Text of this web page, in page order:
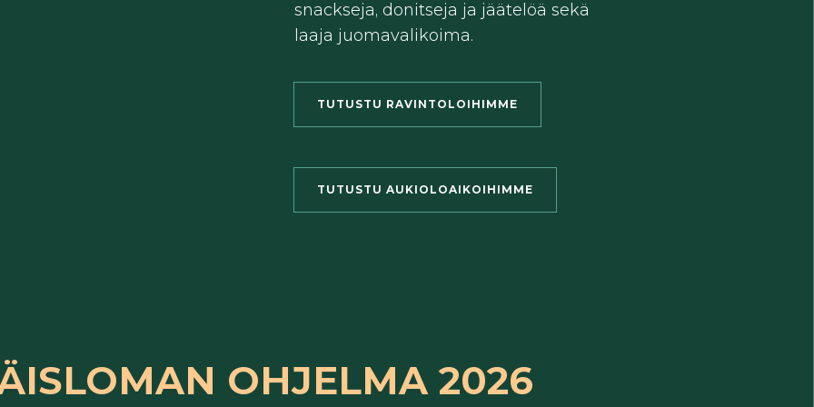
snackseja, donitseja ja jäätelöä sekä
laaja juomavalikoima.
TUTUSTU RAVINTOLOIHIMME
TUTUSTU AUKIOLOAIKOIHIMME
OHJELMA 2026